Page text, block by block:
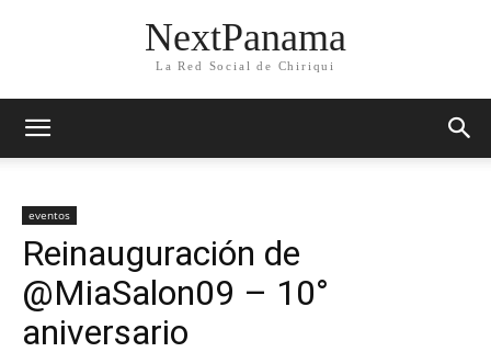
NextPanama
La Red Social de Chiriqui
eventos
Reinauguración de
@MiaSalon09 – 10°
aniversario